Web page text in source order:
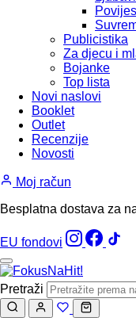
Publicistika
Za djecu i
Bojanke
Top lista
Novi naslovi
Booklet
Outlet
Recenzije
Novosti
Moj račun
Besplatna dostava za
EU fondovi
Pretraži